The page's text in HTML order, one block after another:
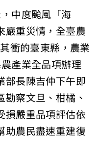
中度颱風「海
重災情，全臺農
衝的臺東縣，農業
產業全品項辦理
長陳吉仲下午即
察文旦、柑橘、
嚴重品項評估依
農民盡速重建復